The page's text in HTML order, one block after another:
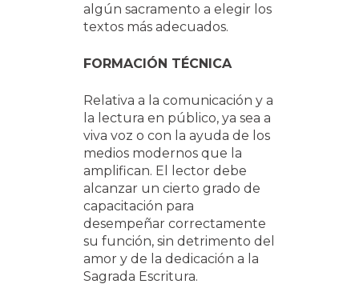
algún sacramento a elegir los
textos más adecuados.
FORMACIÓN TÉCNICA
Relativa a la comunicación y a
la lectura en público, ya sea a
viva voz o con la ayuda de los
medios modernos que la
amplifican. El lector debe
alcanzar un cierto grado de
capacitación para
desempeñar correctamente
su función, sin detrimento del
amor y de la dedicación a la
Sagrada Escritura.